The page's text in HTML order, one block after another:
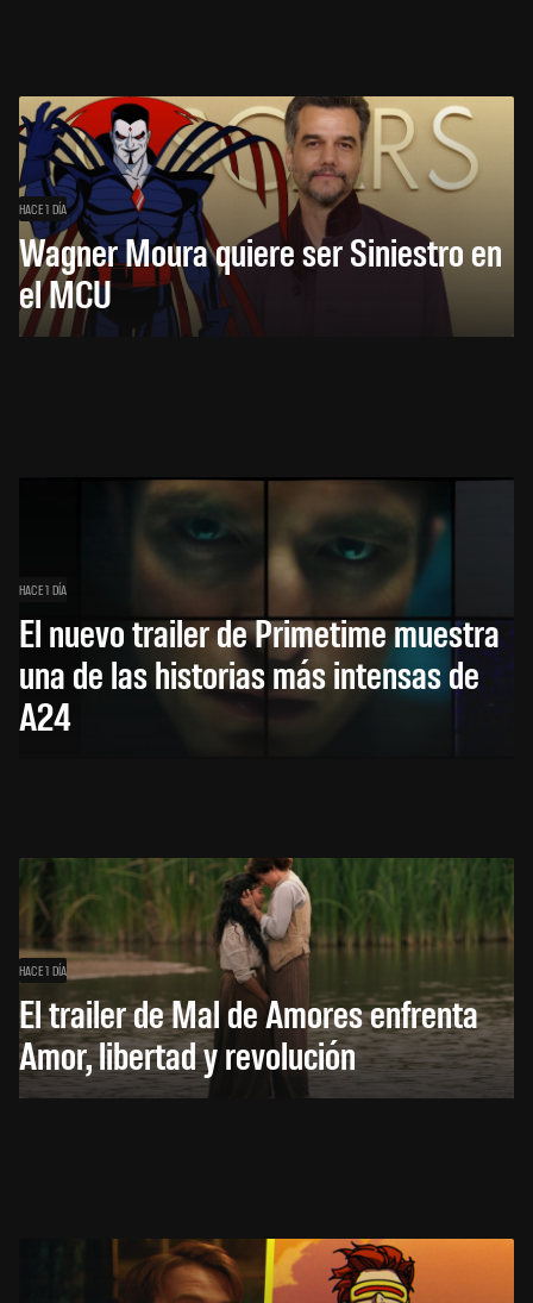
HACE 1 DÍA
Wagner Moura quiere ser Siniestro en
el MCU
HACE 1 DÍA
El nuevo trailer de Primetime muestra
una de las historias más intensas de
A24
HACE 1 DÍA
El trailer de Mal de Amores enfrenta
Amor, libertad y revolución